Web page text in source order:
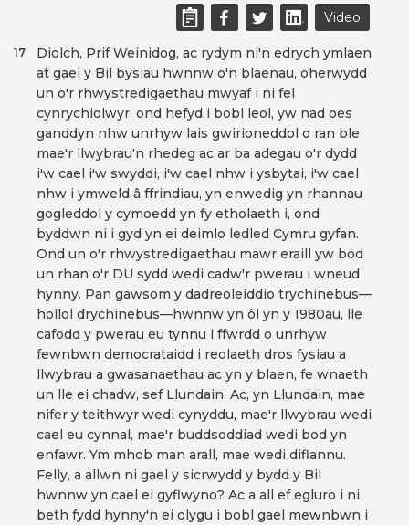
Video
Diolch, Prif Weinidog, ac rydym ni'n edrych ymlaen
at gael y Bil bysiau hwnnw o'n blaenau, oherwydd
un o'r rhwystredigaethau mwyaf i ni fel
cynrychiolwyr, ond hefyd i bobl leol, yw nad oes
ganddyn nhw unrhyw lais gwirioneddol o ran ble
mae'r llwybrau'n rhedeg ac ar ba adegau o'r dydd
i'w cael i'w swyddi, i'w cael nhw i ysbytai, i'w cael
nhw i ymweld â ffrindiau, yn enwedig yn rhannau
gogleddol y cymoedd yn fy etholaeth i, ond
byddwn ni i gyd yn ei deimlo ledled Cymru gyfan.
Ond un o'r rhwystredigaethau mawr eraill yw bod
un rhan o'r DU sydd wedi cadw'r pwerau i wneud
hynny. Pan gawsom y dadreoleiddio trychinebus—
hollol drychinebus—hwnnw yn ôl yn y 1980au, lle
cafodd y pwerau eu tynnu i ffwrdd o unrhyw
fewnbwn democrataidd i reolaeth dros fysiau a
llwybrau a gwasanaethau ac yn y blaen, fe wnaeth
un lle ei chadw, sef Llundain. Ac, yn Llundain, mae
nifer y teithwyr wedi cynyddu, mae'r llwybrau wedi
cael eu cynnal, mae'r buddsoddiad wedi bod yn
enfawr. Ym mhob man arall, mae wedi diflannu.
Felly, a allwn ni gael y sicrwydd y bydd y Bil
hwnnw yn cael ei gyflwyno? Ac a all ef egluro i ni
beth fydd hynny'n ei olygu i bobl gael mewnbwn i
17